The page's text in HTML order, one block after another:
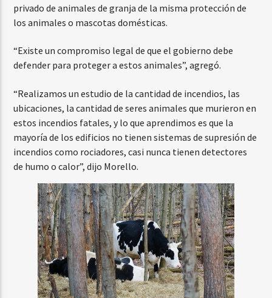
privado de animales de granja de la misma protección de
los animales o mascotas domésticas.
“Existe un compromiso legal de que el gobierno debe
defender para proteger a estos animales”, agregó.
“Realizamos un estudio de la cantidad de incendios, las
ubicaciones, la cantidad de seres animales que murieron en
estos incendios fatales, y lo que aprendimos es que la
mayoría de los edificios no tienen sistemas de supresión de
incendios como rociadores, casi nunca tienen detectores
de humo o calor”, dijo Morello.